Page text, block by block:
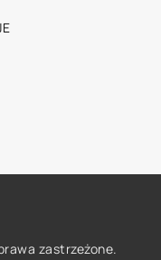
zastrzeżone.